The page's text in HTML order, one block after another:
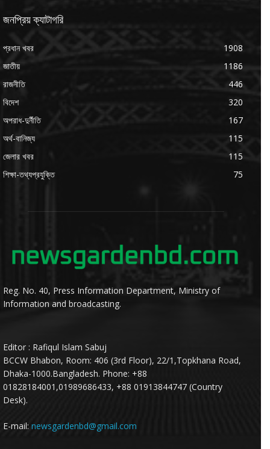
জনপ্রিয় ক্যাটাগরি
প্রধান খবর
1908
জাতীয়
1186
রাজনীতি
446
বিদেশ
320
অপরাধ-দুর্নীতি
167
অর্থ-বানিজ্য
115
জেলার খবর
115
শিক্ষা-তথ্যপ্রযুক্তি
75
Reg. No. 40, Press Information Department, Ministry of
Information and broadcasting.
Editor : Rafiqul Islam Sabuj
BCCW Bhabon, Room: 406 (3rd Floor), 22/1,Topkhana Road,
Dhaka-1000.Bangladesh. Phone: +88
01828184001,01989686433, +88 01913844747 (Country
Desk).
E-mail: newsgardenbd@gmail.com